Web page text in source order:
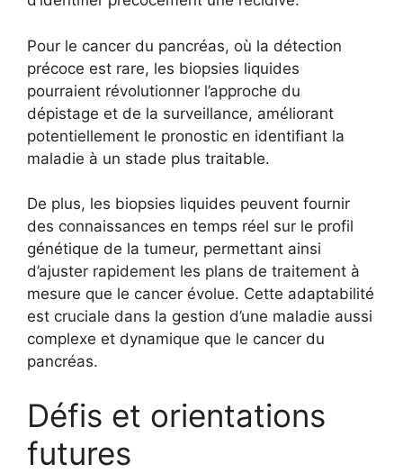
Pour le cancer du pancréas, où la détection
précoce est rare, les biopsies liquides
pourraient révolutionner l’approche du
dépistage et de la surveillance, améliorant
potentiellement le pronostic en identifiant la
maladie à un stade plus traitable.
De plus, les biopsies liquides peuvent fournir
des connaissances en temps réel sur le profil
génétique de la tumeur, permettant ainsi
d’ajuster rapidement les plans de traitement à
mesure que le cancer évolue. Cette adaptabilité
est cruciale dans la gestion d’une maladie aussi
complexe et dynamique que le cancer du
pancréas.
Défis et orientations
futures